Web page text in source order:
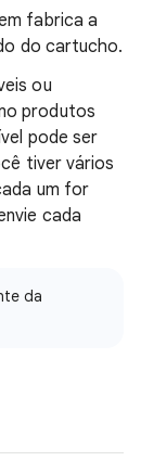
fabrica a
do cartucho.
ou
produtos
pode ser
tiver vários
um for
cada
da